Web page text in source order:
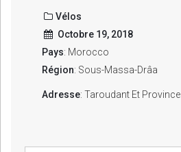
Vélos
Octobre 19, 2018
Pays: Morocco
Région: Sous-Massa-Drâa
Adresse: Taroudant Et Province